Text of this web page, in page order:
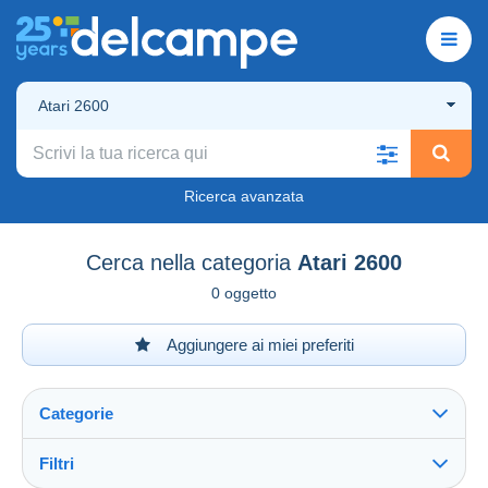
Atari 2600
Ricerca avanzata
Cerca nella categoria Atari 2600
0 oggetto
Aggiungere ai miei preferiti
Categorie
Filtri